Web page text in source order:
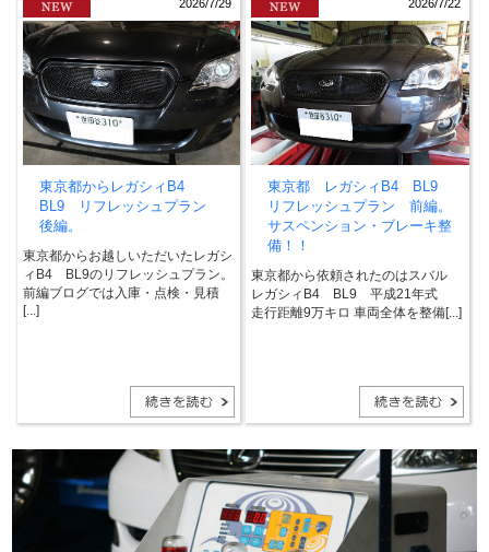
2026/7/29
東京都からレガシィB4
BL9 リフレッシュプラン
後編。
東京都からお越しいただいたレガシ
ィB4 BL9のリフレッシュプラン。
前編ブログでは入庫・点検・見積
[...]
2026/7/22
東京都 レガシィB4 BL9
リフレッシュプラン 前編。
サスペンション・ブレーキ整
備！！
東京都から依頼されたのはスバル
レガシィB4 BL9 平成21年式
走行距離9万キロ 車両全体を整備[...]